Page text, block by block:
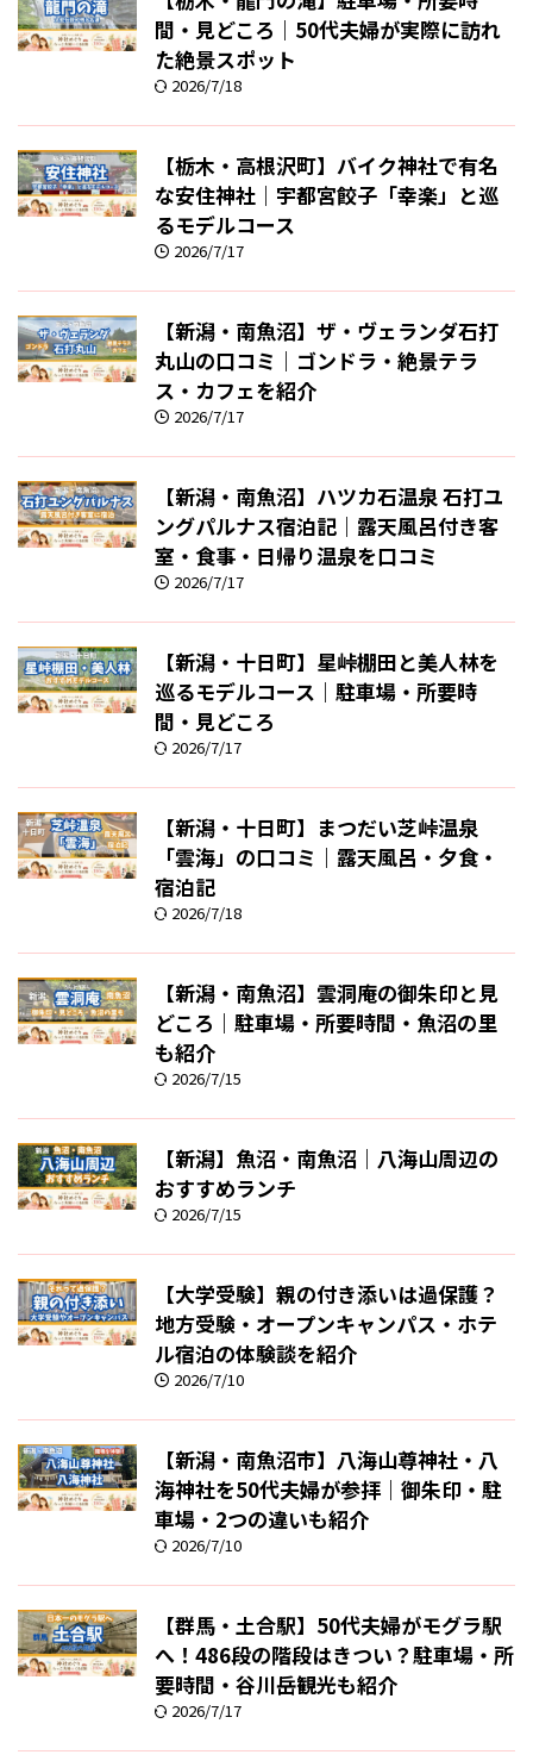
間・見どころ｜50代夫婦が実際に訪れ
た絶景スポット
2026/7/18
【栃木・高根沢町】バイク神社で有名
な安住神社｜宇都宮餃子「幸楽」と巡
るモデルコース
2026/7/17
【新潟・南魚沼】ザ・ヴェランダ石打
丸山の口コミ｜ゴンドラ・絶景テラ
ス・カフェを紹介
2026/7/17
【新潟・南魚沼】ハツカ石温泉 石打ユ
ングパルナス宿泊記｜露天風呂付き客
室・食事・日帰り温泉を口コミ
2026/7/17
【新潟・十日町】星峠棚田と美人林を
巡るモデルコース｜駐車場・所要時
間・見どころ
2026/7/17
【新潟・十日町】まつだい芝峠温泉
「雲海」の口コミ｜露天風呂・夕食・
宿泊記
2026/7/18
【新潟・南魚沼】雲洞庵の御朱印と見
どころ｜駐車場・所要時間・魚沼の里
も紹介
2026/7/15
【新潟】魚沼・南魚沼｜八海山周辺の
おすすめランチ
2026/7/15
【大学受験】親の付き添いは過保護？
地方受験・オープンキャンパス・ホテ
ル宿泊の体験談を紹介
2026/7/10
【新潟・南魚沼市】八海山尊神社・八
海神社を50代夫婦が参拝｜御朱印・駐
車場・2つの違いも紹介
2026/7/10
【群馬・土合駅】50代夫婦がモグラ駅
へ！486段の階段はきつい？駐車場・所
要時間・谷川岳観光も紹介
2026/7/17